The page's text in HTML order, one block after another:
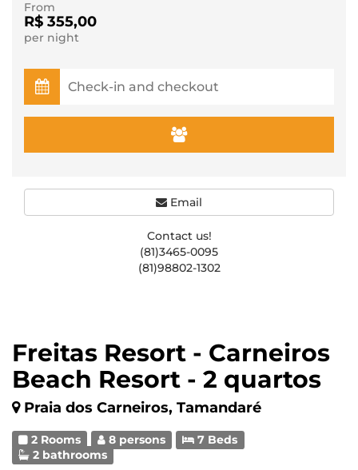
Freitas Resort - Carneiros
Beach Resort - 2 quartos
Praia dos Carneiros, Tamandaré
2 Rooms 8 persons
7 Beds
2 bathrooms
From
R$ 355,00
per night
Email
Contact us!
(81)3465-0095
(81)98802-1302